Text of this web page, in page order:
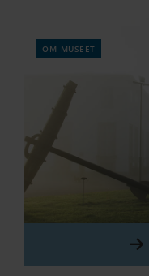
om museet